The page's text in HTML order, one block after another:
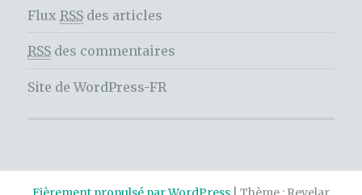
Flux RSS des articles
RSS des commentaires
Site de WordPress-FR